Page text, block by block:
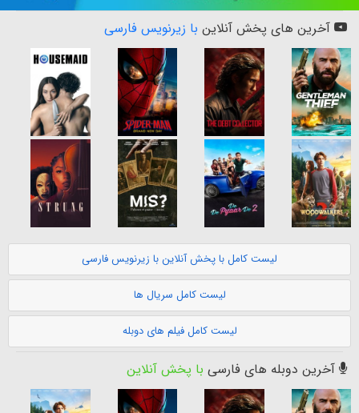
آخرین های پخش آنلاین با زیرنویس فارسی
لیست کامل با پخش آنلاین با زیرنویس فارسی
لیست کامل سریال ها
لیست کامل فیلم های دوبله
آخرین دوبله های فارسی با پخش آنلاین